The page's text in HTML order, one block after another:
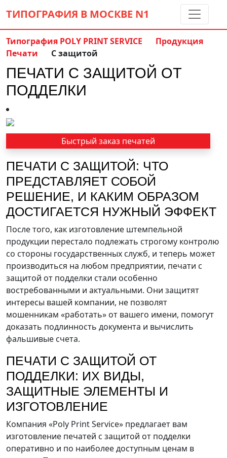
ТИПОГРАФИЯ В МОСКВЕ N1
Контакты: (5 метров от м. Дмитровская)
info@ppsprint.ru 8 495 797-35-59
Типография POLY PRINT SERVICE
Продукция
Печати
С защитой
ПЕЧАТИ С ЗАЩИТОЙ ОТ
ПОДДЕЛКИ
Быстрый заказ печатей
ПЕЧАТИ С ЗАЩИТОЙ: ЧТО
ПРЕДСТАВЛЯЕТ СОБОЙ
РЕШЕНИЕ, И КАКИМ ОБРАЗОМ
ДОСТИГАЕТСЯ НУЖНЫЙ ЭФФЕКТ
После того, как изготовление штемпельной
продукции перестало подлежать строгому контролю
со стороны государственных служб, и теперь может
производиться на любом предприятии, печати с
защитой от подделки стали особенно
востребованными и актуальными. Они защитят
интересы вашей компании, не позволят
мошенникам «работать» от вашего имени, помогут
доказать подлинность документа и вычислить
фальшивые счета.
ПЕЧАТИ С ЗАЩИТОЙ ОТ
ПОДДЕЛКИ: ИХ ВИДЫ,
ЗАЩИТНЫЕ ЭЛЕМЕНТЫ И
ИЗГОТОВЛЕНИЕ
Компания «Poly Print Service» предлагает вам
изготовление печатей с защитой от подделки
оперативно и по наиболее доступным ценам в